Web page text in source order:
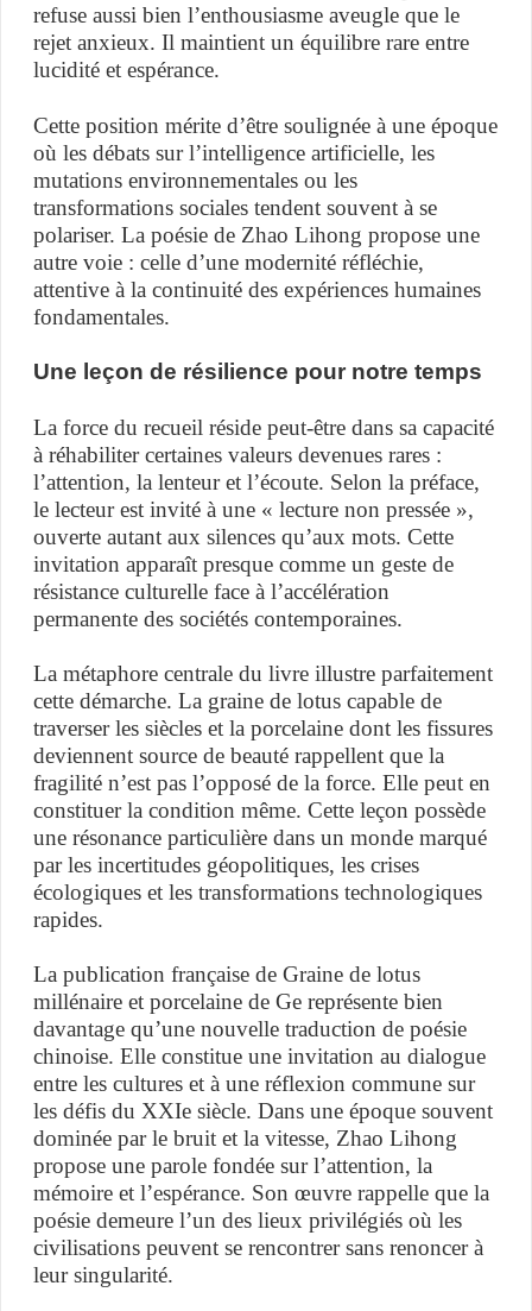
refuse aussi bien l’enthousiasme aveugle que le
rejet anxieux. Il maintient un équilibre rare entre
lucidité et espérance.
Cette position mérite d’être soulignée à une époque
où les débats sur l’intelligence artificielle, les
mutations environnementales ou les
transformations sociales tendent souvent à se
polariser. La poésie de Zhao Lihong propose une
autre voie : celle d’une modernité réfléchie,
attentive à la continuité des expériences humaines
fondamentales.
Une leçon de résilience pour notre temps
La force du recueil réside peut-être dans sa capacité
à réhabiliter certaines valeurs devenues rares :
l’attention, la lenteur et l’écoute. Selon la préface,
le lecteur est invité à une « lecture non pressée »,
ouverte autant aux silences qu’aux mots. Cette
invitation apparaît presque comme un geste de
résistance culturelle face à l’accélération
permanente des sociétés contemporaines.
La métaphore centrale du livre illustre parfaitement
cette démarche. La graine de lotus capable de
traverser les siècles et la porcelaine dont les fissures
deviennent source de beauté rappellent que la
fragilité n’est pas l’opposé de la force. Elle peut en
constituer la condition même. Cette leçon possède
une résonance particulière dans un monde marqué
par les incertitudes géopolitiques, les crises
écologiques et les transformations technologiques
rapides.
La publication française de Graine de lotus
millénaire et porcelaine de Ge représente bien
davantage qu’une nouvelle traduction de poésie
chinoise. Elle constitue une invitation au dialogue
entre les cultures et à une réflexion commune sur
les défis du XXIe siècle. Dans une époque souvent
dominée par le bruit et la vitesse, Zhao Lihong
propose une parole fondée sur l’attention, la
mémoire et l’espérance. Son œuvre rappelle que la
poésie demeure l’un des lieux privilégiés où les
civilisations peuvent se rencontrer sans renoncer à
leur singularité.